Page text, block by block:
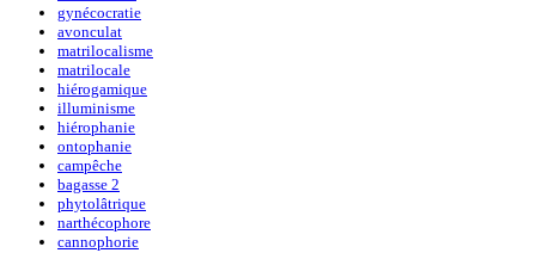
gynécocratie
avonculat
matrilocalisme
matrilocale
hiérogamique
illuminisme
hiérophanie
ontophanie
campêche
bagasse 2
phytolâtrique
narthécophore
cannophorie